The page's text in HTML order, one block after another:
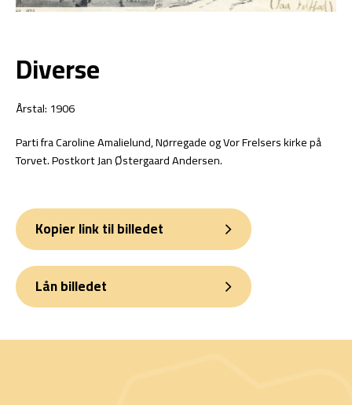
Diverse
Årstal: 1906
Parti fra Caroline Amalielund, Nørregade og Vor Frelsers kirke på
Torvet. Postkort Jan Østergaard Andersen.
Kopier link til billedet
Lån billedet